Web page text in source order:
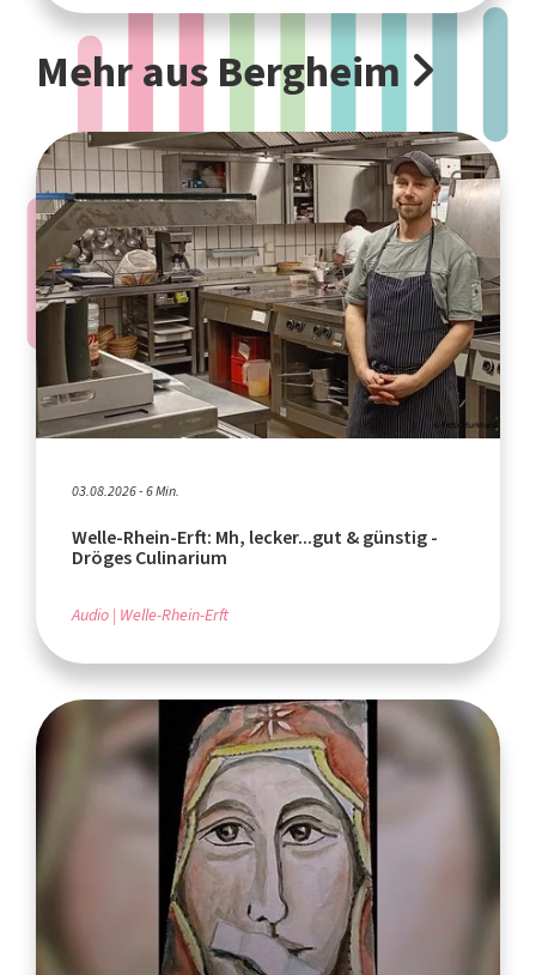
Mehr aus Bergheim
03.08.2026 - 6 Min.
Welle-Rhein-Erft: Mh, lecker...gut & günstig -
Dröges Culinarium
Audio Welle-Rhein-Erft